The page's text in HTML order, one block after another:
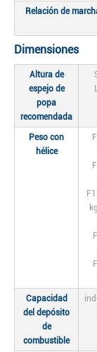
Relación de
Dimensiones
Altura de
espejo de
popa
recomendada
Peso con
hélice
Capacidad
del depósito
de
combustible